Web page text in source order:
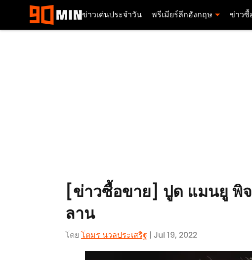
ข่าวเด่นประจำวัน พรีเมียร์ลีกอังกฤษ ข่าวซื้
[ข่าวซื้อขาย] ปูด แมนยู พิ
ลาน
โดย โตมร นวลประเสริฐ | Jul 19, 2022